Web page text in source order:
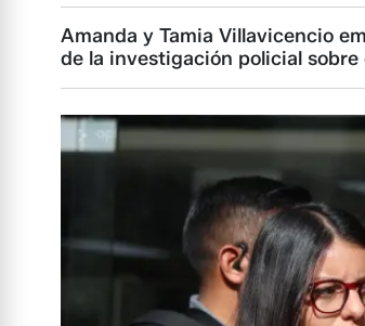
Amanda y Tamia Villavicencio
de la investigación policial